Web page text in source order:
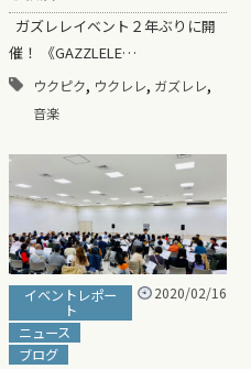
ガズレレイベント２年ぶりに開
催！ 《GAZZLELE…
ウクピク, ウクレレ, ガズレレ,
音楽
イベントレポー
ト
ニュース
ブログ
2020/02/16